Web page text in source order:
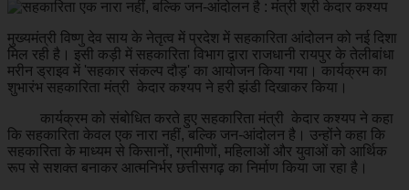
मुख्यमंत्री विष्णु देव साय के नेतृत्व में प्रदेश में सहकारिता आंदोलन को नई दिशा
मिल रही है। इसी कड़ी में सहकारिता विभाग द्वारा राजधानी रायपुर के तेलीबांधा
मरीन ड्राइव में 'सहकार संकल्प दौड़' का आयोजन किया गया। कार्यक्रम का
शुभारंभ सहकारिता मंत्री केदार कश्यप ने हरी झंडी दिखाकर किया।
कार्यक्रम को संबोधित करते हुए सहकारिता मंत्री केदार कश्यप ने कहा
कि सहकारिता केवल एक नारा नहीं, बल्कि जन-आंदोलन है। उन्होंने कहा कि
सहकारिता के माध्यम से किसानों, ग्रामीणों, महिलाओं और युवाओं को आर्थिक
रूप से सशक्त बनाकर आत्मनिर्भर छत्तीसगढ़ का निर्माण किया जा रहा है।